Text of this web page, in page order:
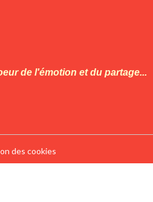
de l'émotion et du partage...
des cookies